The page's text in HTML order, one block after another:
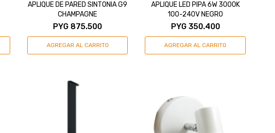
APLIQUE DE PARED SINTONIA G9
CHAMPAGNE
PYG 875.500
APLIQUE LED PIPA 6W 3000K
100-240V NEGRO
PYG 350.400